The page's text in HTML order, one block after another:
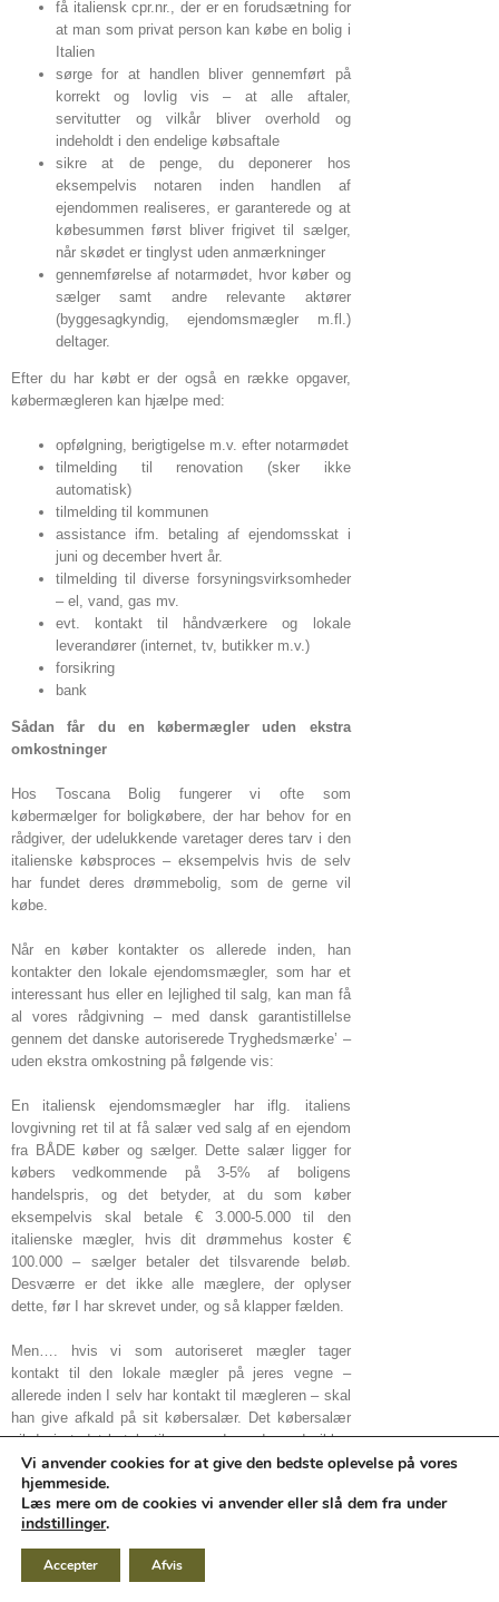
få italiensk cpr.nr., der er en forudsætning for
at man som privat person kan købe en bolig i
Italien
sørge for at handlen bliver gennemført på
korrekt og lovlig vis – at alle aftaler,
servitutter og vilkår bliver overhold og
indeholdt i den endelige købsaftale
sikre at de penge, du deponerer hos
eksempelvis notaren inden handlen af
ejendommen realiseres, er garanterede og at
købesummen først bliver frigivet til sælger,
når skødet er tinglyst uden anmærkninger
gennemførelse af notarmødet, hvor køber og
sælger samt andre relevante aktører
(byggesagkyndig, ejendomsmægler m.fl.)
deltager.
Efter du har købt er der også en række opgaver,
købermægleren kan hjælpe med:
opfølgning, berigtigelse m.v. efter notarmødet
tilmelding til renovation (sker ikke
automatisk)
tilmelding til kommunen
assistance ifm. betaling af ejendomsskat i
juni og december hvert år.
tilmelding til diverse forsyningsvirksomheder
– el, vand, gas mv.
evt. kontakt til håndværkere og lokale
leverandører (internet, tv, butikker m.v.)
forsikring
bank
Sådan får du en købermægler uden ekstra
omkostninger
Hos Toscana Bolig fungerer vi ofte som
købermælger for boligkøbere, der har behov for en
rådgiver, der udelukkende varetager deres tarv i den
italienske købsproces – eksempelvis hvis de selv
har fundet deres drømmebolig, som de gerne vil
købe.
Når en køber kontakter os allerede inden, han
kontakter den lokale ejendomsmægler, som har et
interessant hus eller en lejlighed til salg, kan man få
al vores rådgivning – med dansk garantistillelse
gennem det danske autoriserede Tryghedsmærke’ –
uden ekstra omkostning på følgende vis:
En italiensk ejendomsmægler har iflg. italiens
lovgivning ret til at få salær ved salg af en ejendom
fra BÅDE køber og sælger. Dette salær ligger for
købers vedkommende på 3-5% af boligens
handelspris, og det betyder, at du som køber
eksempelvis skal betale € 3.000-5.000 til den
italienske mægler, hvis dit drømmehus koster €
100.000 – sælger betaler det tilsvarende beløb.
Desværre er det ikke alle mæglere, der oplyser
dette, før I har skrevet under, og så klapper fælden.
Men…. hvis vi som autoriseret mægler tager
kontakt til den lokale mægler på jeres vegne –
allerede inden I selv har kontakt til mægleren – skal
han give afkald på sit købersalær. Det købersalær
vil du i stedet betale til os, og du er dermed sikker
på, at vi handler i din interesse og opnår det, der er
bedst for dig i forbindelse med dit boligkøb.
Vi har erfaring for, at vi i langt de fleste tilfælde kan
forhandle købsprisen for den ønskede ejendom så
langt ned, at du sparer væsentligt mere, end det, du
Vi anvender cookies for at give den bedste oplevelse på vores
hjemmeside.
Læs mere om de cookies vi anvender eller slå dem fra under
indstillinger.
Accepter Afvis